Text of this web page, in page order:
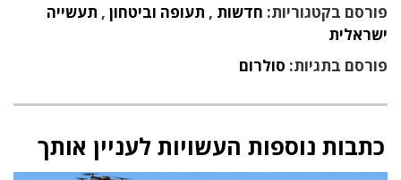
פורסם בקטגוריות: חדשות , תעופה וביטחון , תעשייה
ישראלית
פורסם בתגיות: סולרום
כתבות נוספות העשויות לעניין אותך